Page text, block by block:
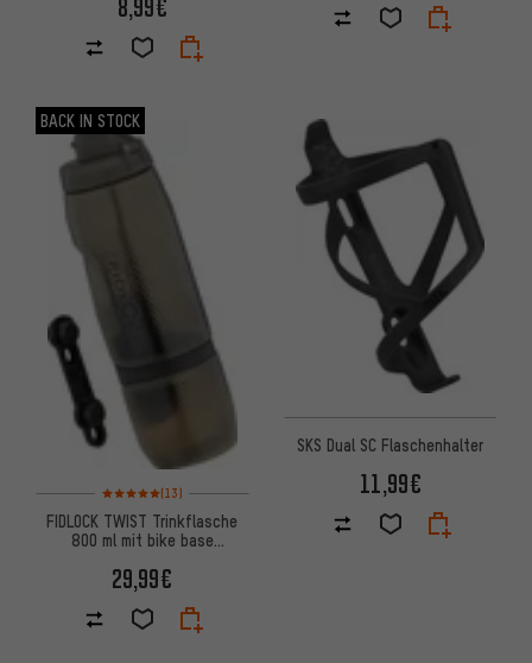
8,99€
BACK IN STOCK
Bewertungen: 5 von 5 basierend auf 13 Bewertungen
(13)
FIDLOCK TWIST Trinkflasche
800 ml mit bike base
29,99€
SKS Dual SC Flaschenhalter
11,99€